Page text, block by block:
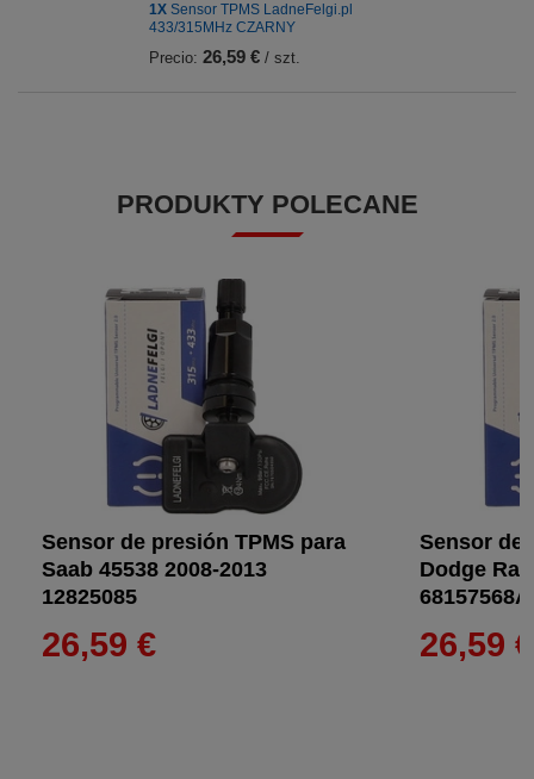
1X Sensor TPMS LadneFelgi.pl
433/315MHz CZARNY
Precio: 26,59 €/ szt.
PRODUKTY POLECANE
Sensor de presión TPMS para
Saab 45538 2008-2013
12825085
26,59 €
Sensor de
Dodge
26,59 €